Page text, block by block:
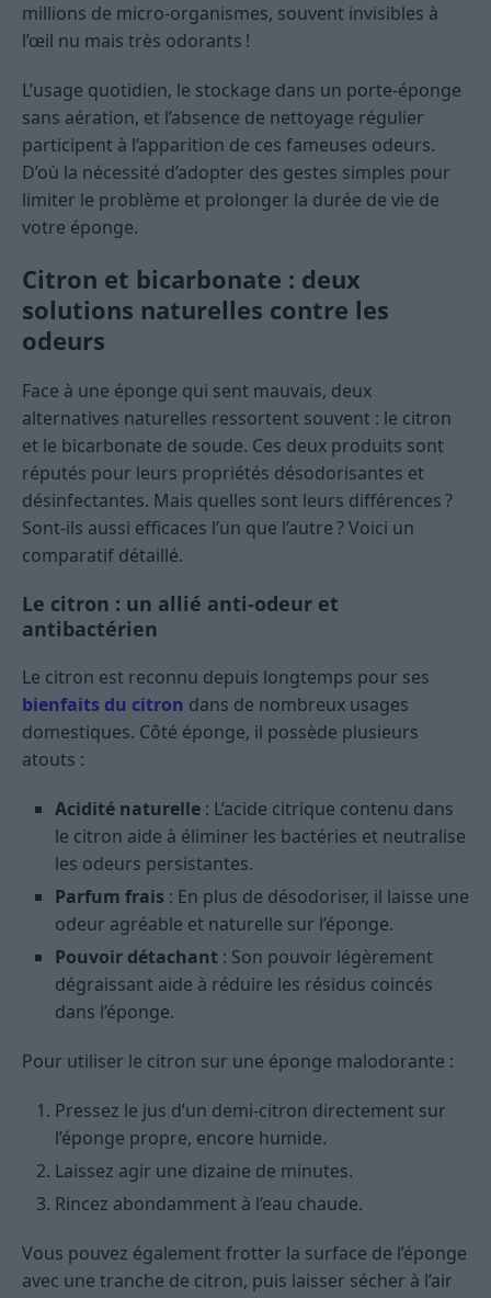
millions de micro-organismes, souvent invisibles à
l’œil nu mais très odorants !
L’usage quotidien, le stockage dans un porte-éponge
sans aération, et l’absence de nettoyage régulier
participent à l’apparition de ces fameuses odeurs.
D’où la nécessité d’adopter des gestes simples pour
limiter le problème et prolonger la durée de vie de
votre éponge.
Citron et bicarbonate : deux
solutions naturelles contre les
odeurs
Face à une éponge qui sent mauvais, deux
alternatives naturelles ressortent souvent : le citron
et le bicarbonate de soude. Ces deux produits sont
réputés pour leurs propriétés désodorisantes et
désinfectantes. Mais quelles sont leurs différences ?
Sont-ils aussi efficaces l’un que l’autre ? Voici un
comparatif détaillé.
Le citron : un allié anti-odeur et
antibactérien
Le citron est reconnu depuis longtemps pour ses
bienfaits du citron dans de nombreux usages
domestiques. Côté éponge, il possède plusieurs
atouts :
Acidité naturelle : L’acide citrique contenu dans
le citron aide à éliminer les bactéries et neutralise
les odeurs persistantes.
Parfum frais : En plus de désodoriser, il laisse une
odeur agréable et naturelle sur l’éponge.
Pouvoir détachant : Son pouvoir légèrement
dégraissant aide à réduire les résidus coincés
dans l’éponge.
Pour utiliser le citron sur une éponge malodorante :
Pressez le jus d’un demi-citron directement sur
l’éponge propre, encore humide.
Laissez agir une dizaine de minutes.
Rincez abondamment à l’eau chaude.
Vous pouvez également frotter la surface de l’éponge
avec une tranche de citron, puis laisser sécher à l’air